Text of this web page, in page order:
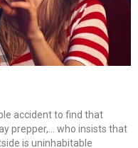
accident to find that
prepper,… who insists that
is uninhabitable